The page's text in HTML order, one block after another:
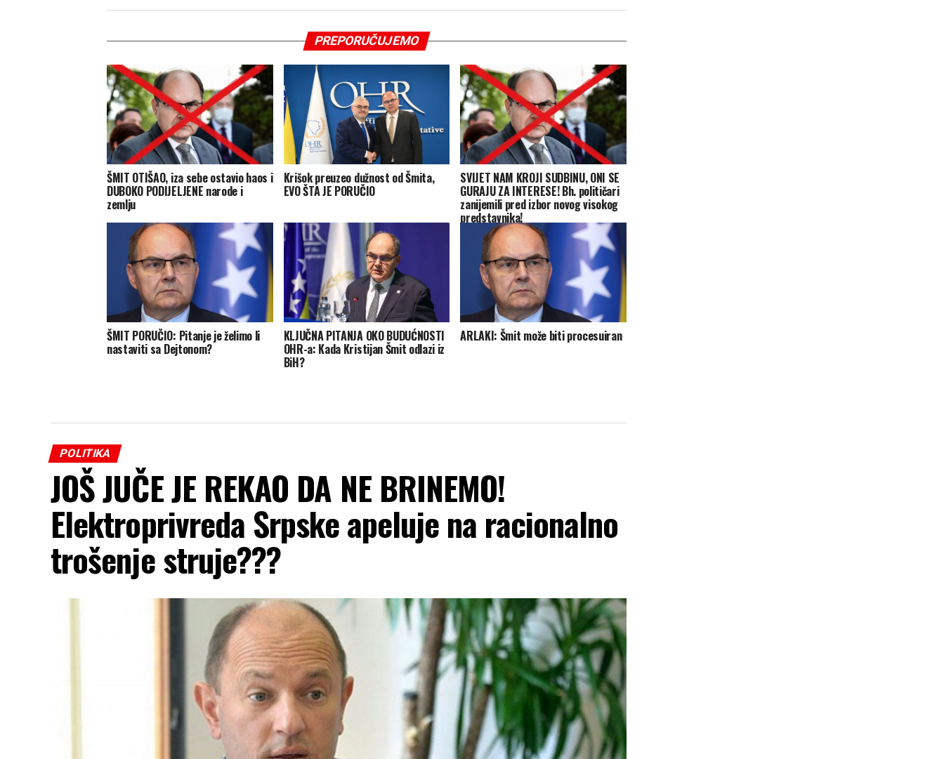
PREPORUČUJEMO
ŠMIT OTIŠAO, iza sebe ostavio haos i
DUBOKO PODIJELJENE narode i
zemlju
Krišok preuzeo dužnost od Šmita,
EVO ŠTA JE PORUČIO
SVIJET NAM KROJI SUDBINU, ONI SE
GURAJU ZA INTERESE! Bh. političari
zanijemili pred izbor novog visokog
predstavnika!
ŠMIT PORUČIO: Pitanje je želimo li
nastaviti sa Dejtonom?
KLJUČNA PITANJA OKO BUDUĆNOSTI
OHR-a: Kada Kristijan Šmit odlazi iz
BiH?
ARLAKI: Šmit može biti procesuiran
POLITIKA
JOŠ JUČE JE REKAO DA NE BRINEMO!
Elektroprivreda Srpske apeluje na racionalno
trošenje struje???